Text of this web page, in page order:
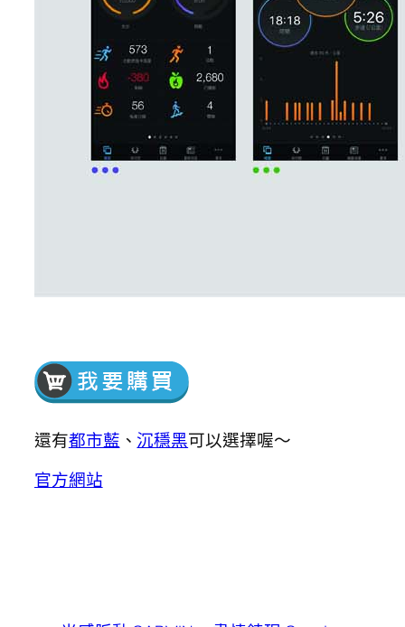
還有都市藍 、 沉穩黑可以選擇喔～
官方網站